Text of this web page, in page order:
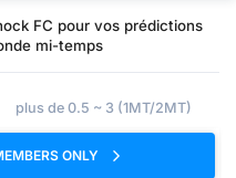
FC pour vos prédictions
mi-temps
plus de 0.5 ~ 3 (1MT/2MT)
ONLY